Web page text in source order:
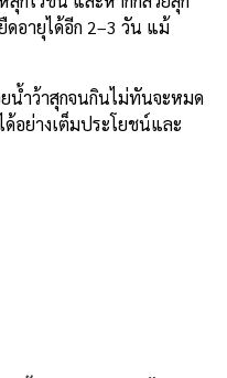
อายุได้อีก 2–3 วัน แม้
น้ำว้าสุกจนกินไม่ทันจะหมด
อย่างเต็มประโยชน์และ